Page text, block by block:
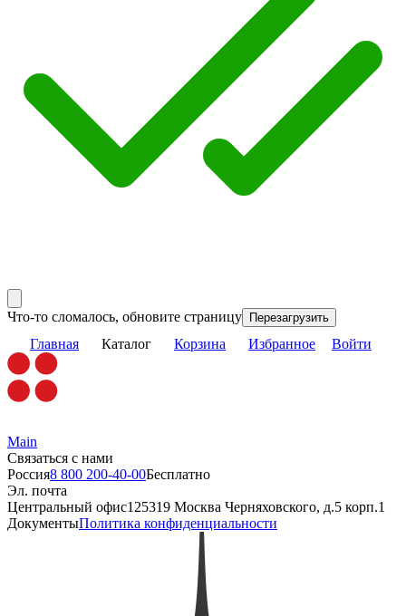
Что-то сломалось, обновите страницу Перезагрузить
Главная Каталог Корзина Избранное Войти
Main
Связаться с нами
Россия8 800 200-40-00Бесплатно
Эл. почта
Центральный офис125319 Москва Черняховского, д.5 корп.1
ДокументыПолитика конфиденциальности